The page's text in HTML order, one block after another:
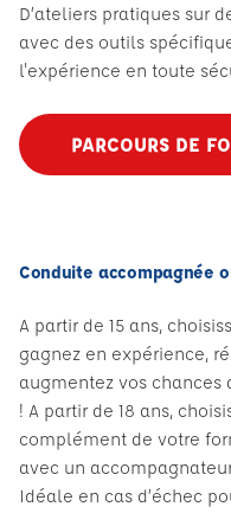
D’ateliers pratiques sur
avec des outils
l'expérience en toute
PARCOURS DE
Conduite accompagnée
A partir de 15 ans,
gagnez en expérience,
augmentez vos chances
! A partir de 18 ans,
complément de votre
avec un
Idéale en cas d’échec